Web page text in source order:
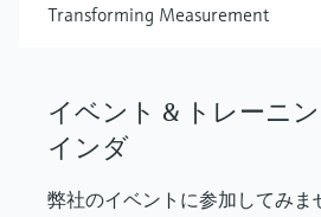
Transforming Measurement
イベント & トレーニ
インダ
弊社のイベントに参加してみま